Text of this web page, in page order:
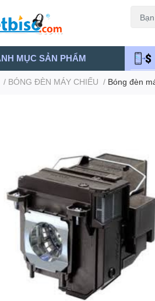
MỤC SẢN PHẨM
/ BÓNG ĐÈN MÁY CHIẾU / Bóng đèn